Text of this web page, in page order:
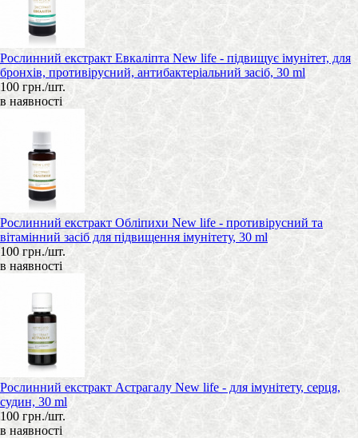
Рослинний екстракт Евкаліпта New life - підвищує імунітет, для
бронхів, противірусний, антибактеріальний засіб, 30 ml
100 грн./шт.
в наявності
Рослинний екстракт Обліпихи New life - противірусний та
вітамінний засіб для підвищення імунітету, 30 ml
100 грн./шт.
в наявності
Рослинний екстракт Астрагалу New life - для імунітету, серця,
судин, 30 ml
100 грн./шт.
в наявності